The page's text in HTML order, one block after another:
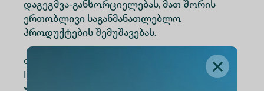
დაგეგმვა-განხორციელებას, მათ შორის
ერთობლივი საგანმანათლებლო
პროდუქტების შემუშავებას.
თანამშრომლობის ფარგლებში „Business
Insider Georgia” უზრუნველყოფს